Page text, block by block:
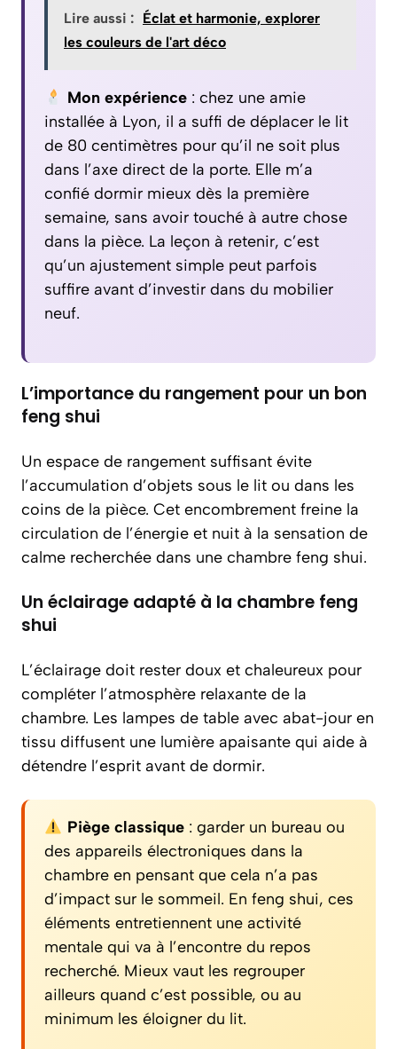
Lire aussi : Éclat et harmonie, explorer
les couleurs de l'art déco
Mon expérience: chez une amie
installée à Lyon, il a suffi de déplacer le lit
de 80 centimètres pour qu’il ne soit plus
dans l’axe direct de la porte. Elle m’a
confié dormir mieux dès la première
semaine, sans avoir touché à autre chose
dans la pièce. La leçon à retenir, c’est
qu’un ajustement simple peut parfois
suffire avant d’investir dans du mobilier
neuf.
L’importance du rangement pour un bon
feng shui
Un espace de rangement suffisant évite
l’accumulation d’objets sous le lit ou dans les
coins de la pièce. Cet encombrement freine la
circulation de l’énergie et nuit à la sensation de
calme recherchée dans une chambre feng shui.
Un éclairage adapté à la chambre feng
shui
L’éclairage doit rester doux et chaleureux pour
compléter l’atmosphère relaxante de la
chambre. Les lampes de table avec abat-jour en
tissu diffusent une lumière apaisante qui aide à
détendre l’esprit avant de dormir.
Piège classique: garder un bureau ou
des appareils électroniques dans la
chambre en pensant que cela n’a pas
d’impact sur le sommeil. En feng shui, ces
éléments entretiennent une activité
mentale qui va à l’encontre du repos
recherché. Mieux vaut les regrouper
ailleurs quand c’est possible, ou au
minimum les éloigner du lit.